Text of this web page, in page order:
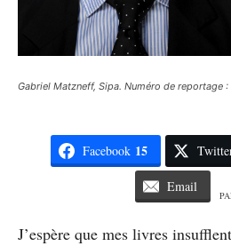
Gabriel Matzneff, Sipa. Numéro de reportage
Facebook 15
Email
J’espère que mes livres